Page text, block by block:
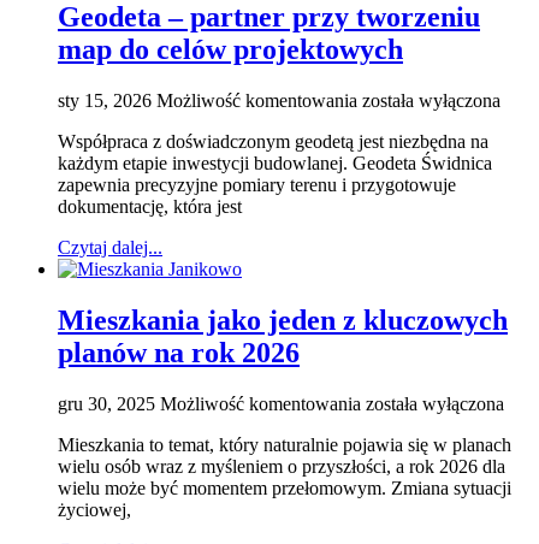
Geodeta – partner przy tworzeniu
map do celów projektowych
sty 15, 2026 Możliwość komentowania Geodeta
partner
przy
tworzeniu
została wyłączona
Współpraca z doświadczonym geodetą jest niezbędna na
każdym etapie inwestycji budowlanej. Geodeta Świdnica
zapewnia precyzyjne pomiary terenu i przygotowuje
dokumentację, która jest
Czytaj dalej...
Mieszkania jako jeden z kluczowych
planów na rok 2026
gru 30, 2025 Możliwość komentowania Mieszkania
jeden
z
kluczowych
została wyłączona
Mieszkania to temat, który naturalnie pojawia się w planach
wielu osób wraz z myśleniem o przyszłości, a rok 2026 dla
wielu może być momentem przełomowym. Zmiana sytuacji
życiowej,